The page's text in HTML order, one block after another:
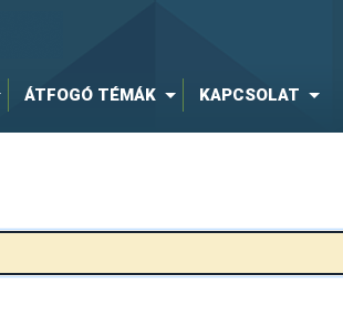
ÁTFOGÓ TÉMÁK KAPCSOLAT